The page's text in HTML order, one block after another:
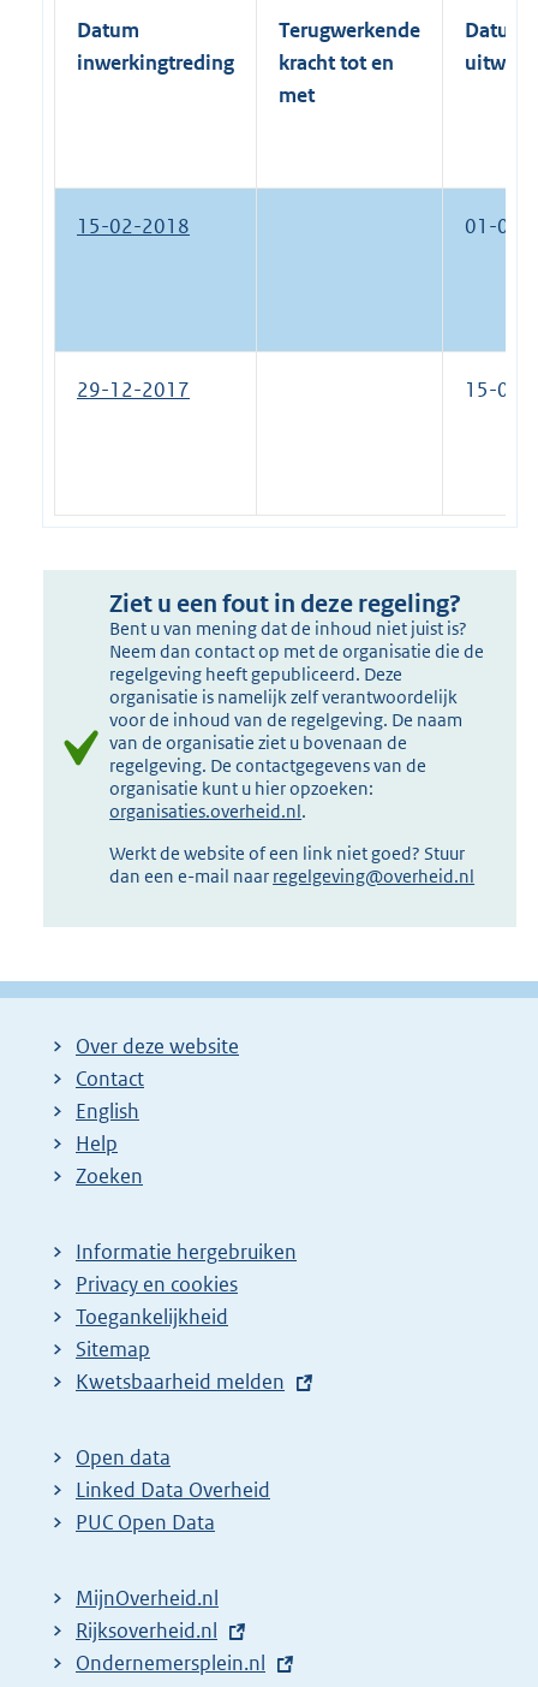
Datum
inwerkingtreding
Terugwerkende
kracht tot en
met
Datum
15-02-2018 01-01-
29-12-2017 15-02-
Ziet u een fout in deze regeling?
Bent u van mening dat de inhoud niet juist is?
Neem dan contact op met de organisatie die de
regelgeving heeft gepubliceerd. Deze
organisatie is namelijk zelf verantwoordelijk
voor de inhoud van de regelgeving. De naam
van de organisatie ziet u bovenaan de
regelgeving. De contactgegevens van de
organisatie kunt u hier opzoeken:
organisaties.overheid.nl.
Werkt de website of een link niet goed? Stuur
dan een e-mail naar regelgeving@overheid.nl
Over deze website
Contact
English
Help
Zoeken
Informatie hergebruiken
Privacy en cookies
Toegankelijkheid
Sitemap
E
t
e
r
l
i
n
Kwetsbaarheid melden
Open data
Linked Data Overheid
PUC Open Data
MijnOverheid.nl
E
x
Rijksoverheid.nl
E
Ondernemersplein.nl